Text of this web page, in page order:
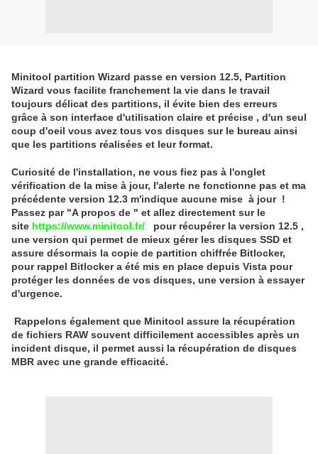
Minitool partition Wizard passe en version 12.5, Partition
Wizard vous facilite franchement la vie dans le travail
toujours délicat des partitions, il évite bien des erreurs
grâce à son interface d'utilisation claire et précise , d'un seul
coup d'oeil vous avez tous vos disques sur le bureau ainsi
que les partitions réalisées et leur format.
Curiosité de l'installation, ne vous fiez pas à l'onglet
vérification de la mise à jour, l'alerte ne fonctionne pas et ma
précédente version 12.3 m'indique aucune mise à jour !
Passez par "A propos de " et allez directement sur le
site https://www.minitool.fr/ pour récupérer la version 12.5 ,
une version qui permet de mieux gérer les disques SSD et
assure désormais la copie de partition chiffrée Bitlocker,
pour rappel Bitlocker a été mis en place depuis Vista pour
protéger les données de vos disques, une version à essayer
d'urgence.
Rappelons également que Minitool assure la récupération
de fichiers RAW souvent difficilement accessibles après un
incident disque, il permet aussi la récupération de disques
MBR avec une grande efficacité.